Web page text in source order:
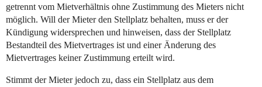
getrennt vom Mietverhältnis ohne Zustimmung des Mieters nicht
möglich. Will der Mieter den Stellplatz behalten, muss er der
Kündigung widersprechen und hinweisen, dass der Stellplatz
Bestandteil des Mietvertrages ist und einer Änderung des
Mietvertrages keiner Zustimmung erteilt wird.
Stimmt der Mieter jedoch zu, dass ein Stellplatz aus dem